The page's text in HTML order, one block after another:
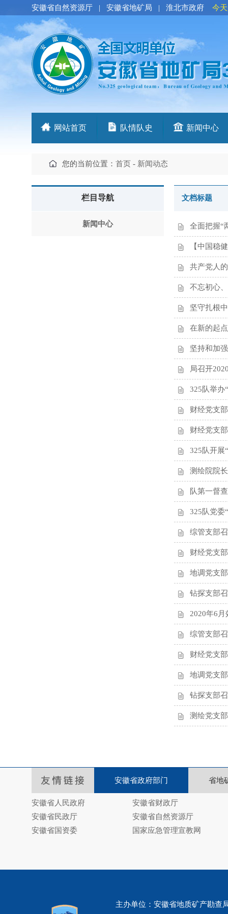
安徽省自然资源厅 | 安徽省地矿局 | 淮北市政府 今
网站首页 队情队史 新闻中心
您的当前位置： 首页 - 新闻动态
栏目导航
新闻中心
文档标题
全面把握“
【中国稳
共产党人
不忘初心
坚守扎根
在新的起
坚持和加
局召开
325队举办
财经党支
财经党支
325队开展
测绘院院
队第一督
325队党委
综管支部
财经党支
地调党支
钻探支部
2020年6
综管支部
财经党支
地调党支
钻探支部
测绘党支
安徽省政府部门 省地
安徽省人民政府
安徽省财政厅
安徽省民政厅
安徽省自然资源厅
安徽省国资委
国家应急管理宣教网
主办单位：安徽省地质矿产勘